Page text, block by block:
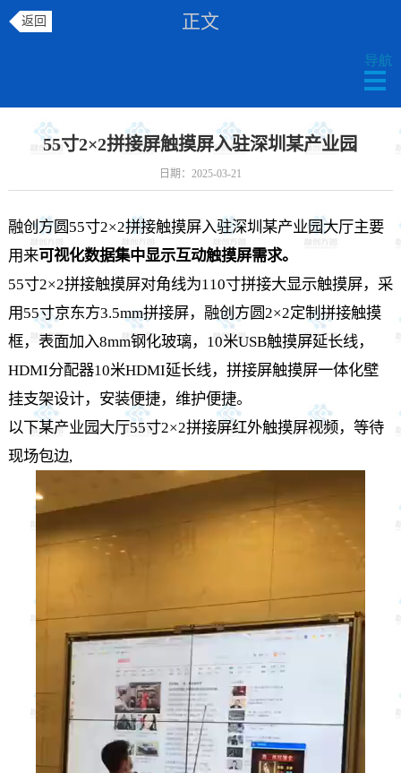
返回 正文
55寸2×2拼接屏触摸屏入驻深圳某产业园
日期：2025-03-21
融创方圆55寸2×2拼接触摸屏入驻深圳某产业园大厅主要
用来可视化数据集中显示互动触摸屏需求。
55寸2×2拼接触摸屏对角线为110寸拼接大显示触摸屏，采
用55寸京东方3.5mm拼接屏，融创方圆2×2定制拼接触摸
框，表面加入8mm钢化玻璃，10米USB触摸屏延长线，
HDMI分配器10米HDMI延长线，拼接屏触摸屏一体化壁
挂支架设计，安装便捷，维护便捷。
以下某产业园大厅55寸2×2拼接屏红外触摸屏视频，等待
现场包边,